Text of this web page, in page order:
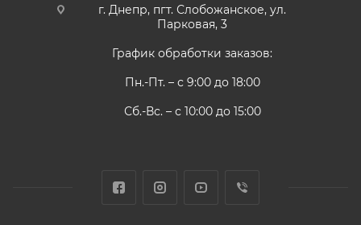
г. Днепр, пгт. Слобожанское, ул.
Парковая, 3
График обработки заказов:
Пн.-Пт. – с 9:00 до 18:00
Сб.-Вс. – с 10:00 до 15:00